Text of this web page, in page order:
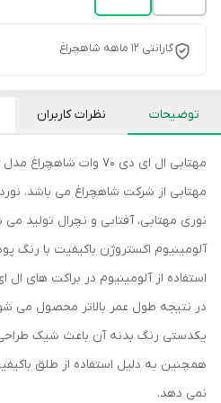
گارانتی 12 ماهه شاهچراغ
توضیحات نظرات کاربران
مهتابی از شرکت شاهچراغ می باشد.
نوری مهتابی، آفتابی و نچرال تولید
آلومینیوم اکستروژن باکیفیت با رنگ
استفاده از آلومینیوم در براکت های ال
در نتیجه طول عمر بالاتر محصول می
یکدستی رنگ بدنه آن باعث شیک
همچنین به دلیل استفاده از طلق
نمی دهد.